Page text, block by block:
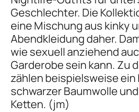
Geschlechter. Die
eine Mischung aus kinky
Abendkleidung daher.
wie sexuell anziehend
Garderobe sein kann. Zu
zählen beispielsweise ein
schwarzer Baumwolle
Ketten. (jm)